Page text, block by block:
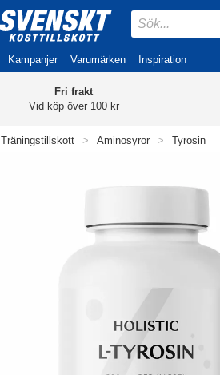
Kampanjer Varumärken Inspiration
Fri frakt
Vid köp över 100 kr
Träningstillskott > Aminosyror > Tyrosin